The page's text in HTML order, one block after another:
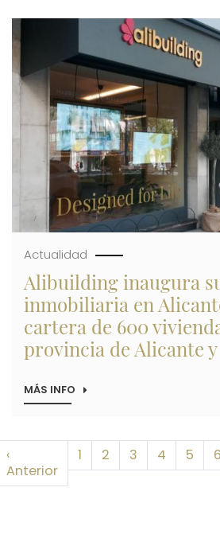
PROMOCIÓN
ÚLTIMA
PARCELA
SIN
EDIFICAR
DE
LA
AVENIDA
PRINCIPAL
DEL
PAU
5
HACIA
LA
PLAYA
Actualidad
Alibuilding inaugura
inmobiliaria en
cartera de 600
provincia de Alicante
MÁS INFO SOBRE
BOUTIQUE
INMOBILIARIA
EN
Paginación
página
‹
AnteriorPágina anterior
1 2 3 4 5 6